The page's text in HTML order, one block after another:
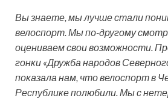
Вы знаете, мы лучше стали
велоспорт. Мы по-другому
оцениваем свои возможности.
гонки «Дружба народов
показала нам, что велоспорт в
Республике полюбили. Мы с